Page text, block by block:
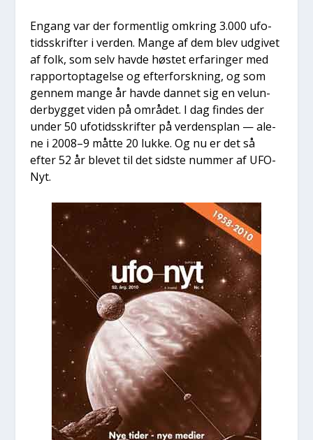
Engang var der for­ment­lig omkring 3.000 ufo­
tids­skrif­ter i ver­den. Man­ge af dem blev udgi­vet
af folk, som selv hav­de høstet erfa­rin­ger med
rap­por­t­op­ta­gel­se og efter­forsk­ning, og som
gen­nem man­ge år hav­de dan­net sig en velun­
der­byg­get viden på områ­det. I dag fin­des der
under 50 ufo­tids­skrif­ter på ver­dens­plan — ale­
ne i 2008–9 måt­te 20 luk­ke. Og nu er det så
efter 52 år ble­vet til det sid­ste num­mer af UFO-
Nyt.